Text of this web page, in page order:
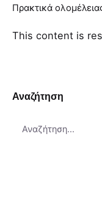
Πρακτικά
This content is
Αναζήτηση
for